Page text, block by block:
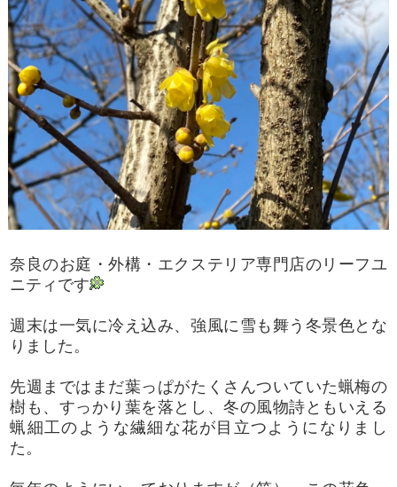
奈良のお庭・外構・エクステリア専門店のリーフユ
ニティです
週末は一気に冷え込み、強風に雪も舞う冬景色とな
りました。
先週まではまだ葉っぱがたくさんついていた蝋梅の
樹も、すっかり葉を落とし、冬の風物詩ともいえる
蝋細工のような繊細な花が目立つようになりまし
た。